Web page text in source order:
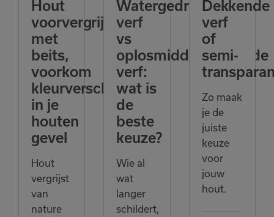
Hout
voorvergrijzen
met
beits,
voorkom
kleurverschillen
in je
houten
gevel
Hout
vergrijst
van
nature
Watergedragen
verf
vs
oplosmiddelhoudende
verf:
wat is
de
beste
keuze?
Wie al
wat
langer
schildert,
Dekkende
verf
of
semi-
Zo maak
je de
juiste
keuze
voor
jouw
hout.